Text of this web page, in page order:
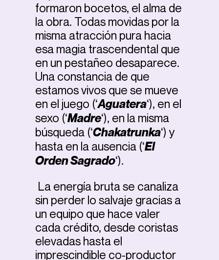
formaron bocetos, el alma de
la obra. Todas movidas por la
misma atracción pura hacia
esa magia trascendental que
en un pestañeo desaparece.
Una constancia de que
estamos vivos que se mueve
en el juego (‘Aguatera‘), en el
sexo (‘Madre‘), en la misma
búsqueda (‘Chakatrunka‘) y
hasta en la ausencia (‘El
Orden Sagrado‘).
La energía bruta se canaliza
sin perder lo salvaje gracias a
un equipo que hace valer
cada crédito, desde coristas
elevadas hasta el
imprescindible co-productor